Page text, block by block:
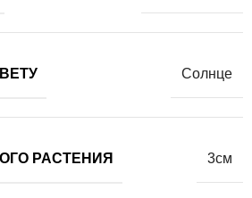
Солнце
РАСТЕНИЯ 3см